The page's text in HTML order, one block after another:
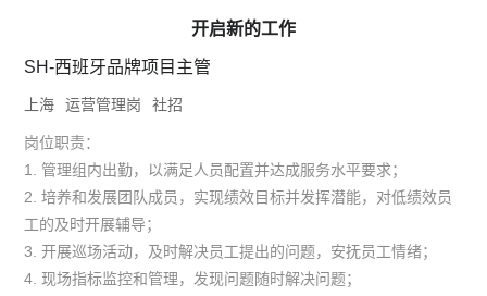
开启新的工作
SH-西班牙品牌项目主管
上海 运营管理岗 社招
岗位职责：
1. 管理组内出勤，以满足人员配置并达成服务水平要求；
2. 培养和发展团队成员，实现绩效目标并发挥潜能，对低绩效员
工的及时开展辅导；
3. 开展巡场活动，及时解决员工提出的问题，安抚员工情绪；
4. 现场指标监控和管理，发现问题随时解决问题；